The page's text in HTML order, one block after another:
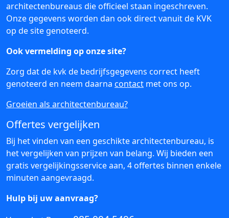
architectenbureaus die officieel staan ingeschreven.
Onze gegevens worden dan ook direct vanuit de KVK
op de site genoteerd.
Ook vermelding op onze site?
Zorg dat de kvk de bedrijfsgegevens correct heeft
genoteerd en neem daarna contact met ons op.
Groeien als architectenbureau?
Offertes vergelijken
Bij het vinden van een geschikte architectenbureau, is
het vergelijken van prijzen van belang. Wij bieden een
gratis vergelijkingsservice aan, 4 offertes binnen enkele
minuten aangevraagd.
Hulp bij uw aanvraag?